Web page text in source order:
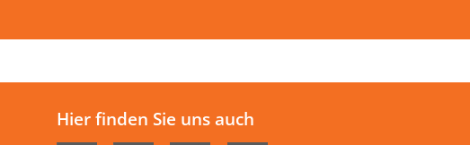
Hier finden Sie uns auch